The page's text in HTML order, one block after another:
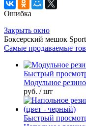
Ошибка
Закрыть окно
Боксерский мешок
Самые продаваемые
Быстрый
Модульное
руб. / шт
Быстрый